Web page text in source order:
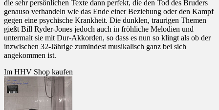
die sehr persönlichen Texte dann perfekt, die den Tod des Bruders
genauso verhandeln wie das Ende einer Beziehung oder den Kampf
gegen eine psychische Krankheit. Die dunklen, traurigen Themen
gießt Bill Ryder-Jones jedoch auch in fröhliche Melodien und
untermalt sie mit Dur-Akkorden, so dass es nun so klingt als ob der
inzwischen 32-Jährige zumindest musikalisch ganz bei sich
angekommen ist.
Im HHV Shop kaufen